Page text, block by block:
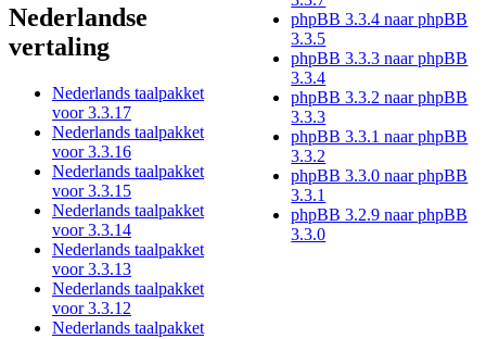
Nederlandse
vertaling
Nederlands taalpakket
voor 3.3.17
Nederlands taalpakket
voor 3.3.16
Nederlands taalpakket
voor 3.3.15
Nederlands taalpakket
voor 3.3.14
Nederlands taalpakket
voor 3.3.13
Nederlands taalpakket
voor 3.3.12
Nederlands taalpakket
phpBB 3.3.4 naar phpBB
3.3.5
phpBB 3.3.3 naar phpBB
3.3.4
phpBB 3.3.2 naar phpBB
3.3.3
phpBB 3.3.1 naar phpBB
3.3.2
phpBB 3.3.0 naar phpBB
3.3.1
phpBB 3.2.9 naar phpBB
3.3.0